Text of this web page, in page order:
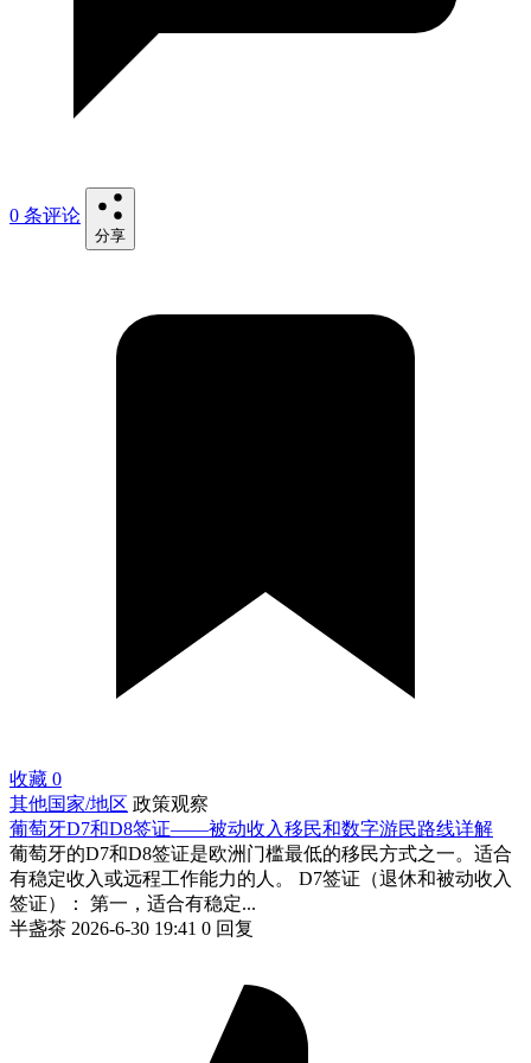
0 条评论
分享
收藏 0
其他国家/地区 政策观察
葡萄牙D7和D8签证——被动收入移民和数字游民路线详解
葡萄牙的D7和D8签证是欧洲门槛最低的移民方式之一。适合
有稳定收入或远程工作能力的人。 D7签证（退休和被动收入
签证）： 第一，适合有稳定...
半盏茶 2026-6-30 19:41 0 回复